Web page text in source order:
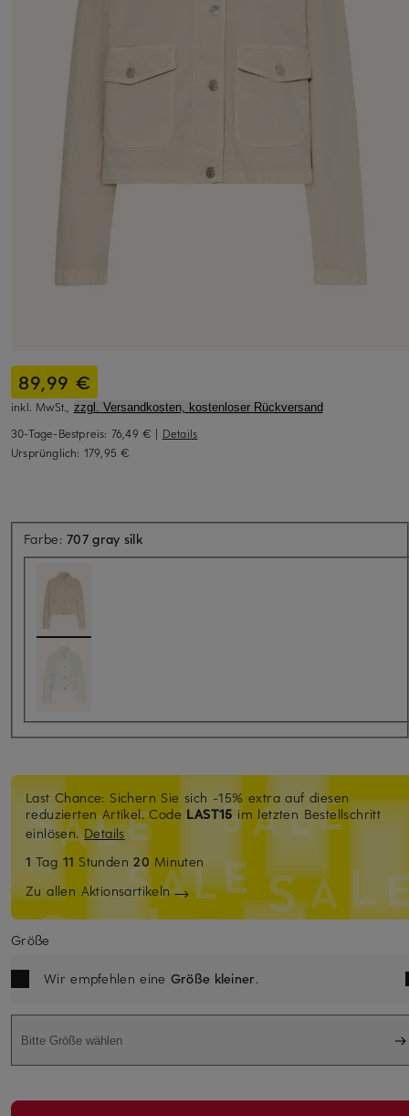
89,99 €
inkl. MwSt., zzgl. Versandkosten, kostenloser Rückversand
30-Tage-Bestpreis: 76,49 € | Details
Ursprünglich: 179,95 €
Farbe:707 gray silk
Last Chance: Sichern Sie sich -15% extra auf diesen
reduzierten Artikel. Code LAST15im letzten Bestellschritt
einlösen.Details
1 Tag 11 Stunden20 Minuten
Zu allen Aktionsartikeln
Größe
Wir empfehlen eine Größe kleiner.
Bitte Größe wählen